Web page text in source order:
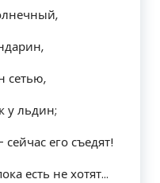
сетью,
у льдин;
его съедят!
есть не хотят…